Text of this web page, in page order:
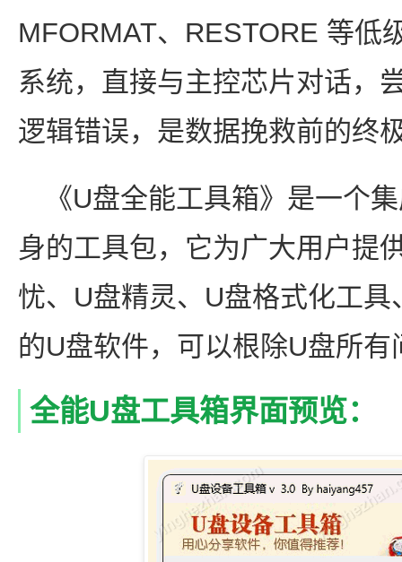
MFORMAT、RESTORE 等低
系统，直接与主控芯片对话，
逻辑错误，是数据挽救前的终
《U盘全能工具箱》是一个
身的工具包，它为广大用户提
忧、U盘精灵、U盘格式化工
的U盘软件，可以根除U盘所有
全能U盘工具箱界面预览：